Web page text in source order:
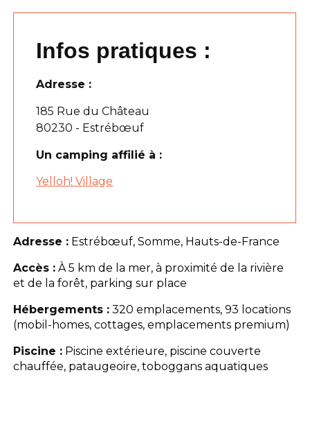
Infos pratiques :
Adresse :
185 Rue du Château
80230 - Estrébœuf
Un camping affilié à :
Yelloh! Village
Adresse : Estrébœuf, Somme, Hauts-de-France
Accès : À 5 km de la mer, à proximité de la rivière
et de la forêt, parking sur place
Hébergements : 320 emplacements, 93 locations
(mobil-homes, cottages, emplacements premium)
Piscine : Piscine extérieure, piscine couverte
chauffée, pataugeoire, toboggans aquatiques